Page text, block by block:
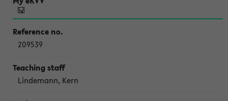
209539
Lindemann, Kern